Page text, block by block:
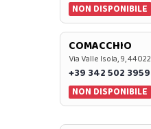
NON DISPONIBILE
COMACCHIO
Via Valle Isola, 9,
+39 342 502 3959
NON DISPONIBILE